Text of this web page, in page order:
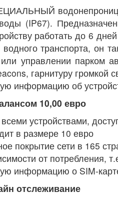
(IP67).
работать до 6
транспорта, он
или управлении парком
гарнитуру
информацию об
10,00 евро
устройствами,
в размере 10 евро
покрытие сети в 165
от потребления,
информацию о SIM-
отслеживание